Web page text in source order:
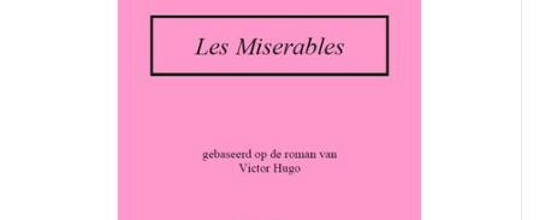
OVERIG (30'-75')
SPEKTAKELSTUKKEN